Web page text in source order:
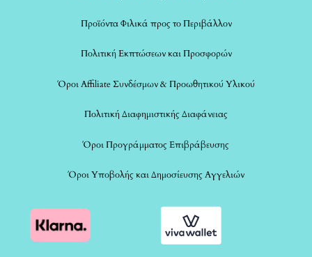
Προϊόντα Φιλικά προς το Περιβάλλον
Πολιτική Εκπτώσεων και Προσφορών
Όροι Affiliate Συνδέσμων & Προωθητικού Υλικού
Πολιτική Διαφημιστικής Διαφάνειας
Όροι Προγράμματος Επιβράβευσης
Όροι Υποβολής και Δημοσίευσης Αγγελιών